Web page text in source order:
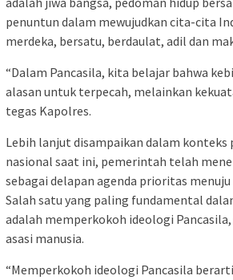
penuntun dalam mewujudkan cita-cita
merdeka, bersatu, berdaulat, adil dan
“Dalam Pancasila, kita belajar bahwa
alasan untuk terpecah, melainkan
tegas Kapolres.
Lebih lanjut disampaikan dalam konteks
nasional saat ini, pemerintah telah
sebagai delapan agenda prioritas menuju
Salah satu yang paling fundamental
adalah memperkokoh ideologi
asasi manusia.
“Memperkokoh ideologi Pancasila